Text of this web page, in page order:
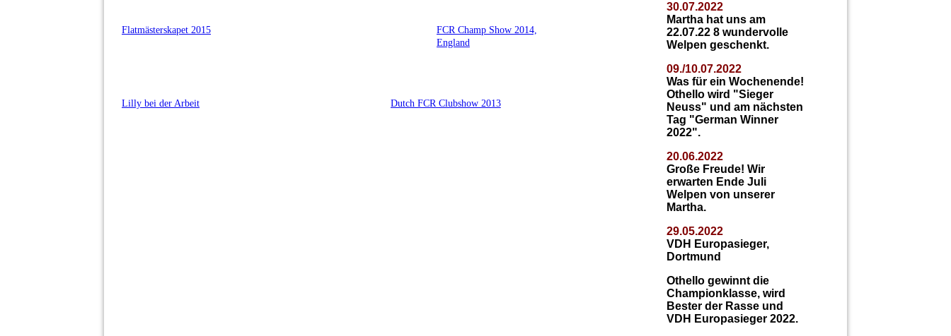
Flatmästerskapet 2015
FCR Champ Show 2014,
England
Lilly bei der Arbeit Dutch FCR Clubshow 2013
30.07.2022
Martha hat uns am
22.07.22 8 wundervolle
Welpen geschenkt.
09./10.07.2022
Was für ein Wochenende!
Othello wird "Sieger
Neuss" und am nächsten
Tag "German Winner
2022".
20.06.2022
Große Freude! Wir
erwarten Ende Juli
Welpen von unserer
Martha.
29.05.2022
VDH Europasieger,
Dortmund
Othello gewinnt die
Championklasse, wird
Bester der Rasse und
VDH Europasieger 2022.